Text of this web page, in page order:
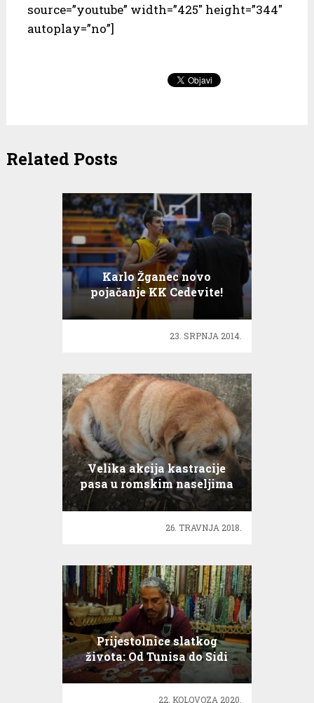
source=”youtube” width=”425″ height=”344″
autoplay=”no”]
Related Posts
Karlo Žganec novo
pojačanje KK Cedevite!
23. SRPNJA 2014.
Velika akcija kastracije
pasa u romskim naseljima
26. TRAVNJA 2018.
Prijestolnice slatkog
života: Od Tunisa do Sidi
Bou Saida
22. KOLOVOZA 2020.